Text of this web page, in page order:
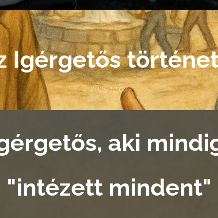
Igérgetős
2025.12.07
aki
"intézett mindent"